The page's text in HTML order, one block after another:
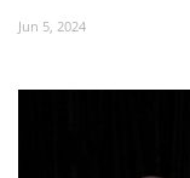
Jun 5, 2024